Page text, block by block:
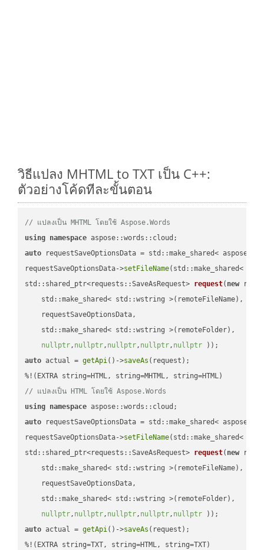
วิธีแปลง MHTML to TXT เป็น C++:
ตัวอย่างโค้ดทีละขั้นตอน
// แปลงเป็น MHTML โดยใช้ Aspose.Words
using namespace
auto requestSaveOptionsData = std::make_shared<
requestSaveOptionsData->setFileName(std::make_shared<
std::shared_ptr<requests::SaveAsRequest> request( new
    std::make_shared< std::wstring >(remoteFileName),
    requestSaveOptionsData,
    std::make_shared< std::wstring >(remoteFolder),
nullptr, nullptr, nullptr, nullptr, nullptr ))
auto actual = getApi()->saveAs (request);
// แปลงเป็น HTML โดยใช้ Aspose.Words
using namespace
auto requestSaveOptionsData = std::make_shared<
requestSaveOptionsData->setFileName(std::make_shared<
std::shared_ptr<requests::SaveAsRequest> request( new
    std::make_shared< std::wstring >(remoteFileName),
    requestSaveOptionsData,
    std::make_shared< std::wstring >(remoteFolder),
nullptr, nullptr, nullptr, nullptr, nullptr ))
auto actual = getApi()->saveAs (request);
%!(EXTRA string=TXT, string=HTML, string=TXT)